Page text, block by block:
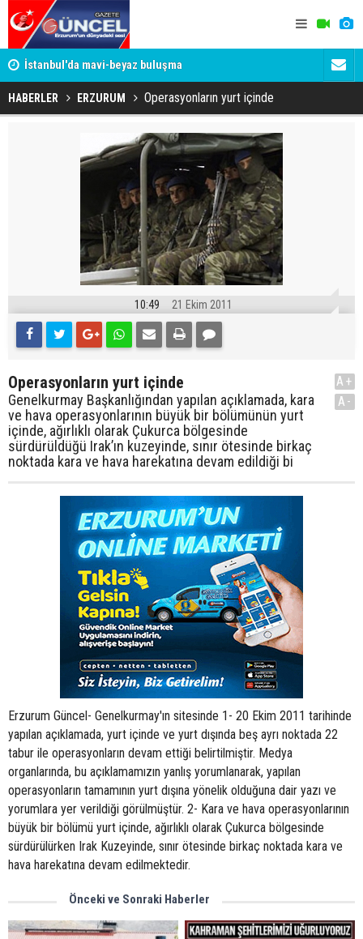
İstanbul'da mavi-beyaz buluşma
HABERLER ERZURUM Operasyonların yurt içinde
10:49 21 Ekim 2011
Operasyonların yurt içinde
Genelkurmay Başkanlığından yapılan açıklamada, kara
ve hava operasyonlarının büyük bir bölümünün yurt
içinde, ağırlıklı olarak Çukurca bölgesinde
sürdürüldüğü Irak’ın kuzeyinde, sınır ötesinde birkaç
noktada kara ve hava harekatına devam edildiği bi
A+
A-
Erzurum Güncel- Genelkurmay'ın sitesinde 1- 20 Ekim 2011 tarihinde
yapılan açıklamada, yurt içinde ve yurt dışında beş ayrı noktada 22
tabur ile operasyonların devam ettiği belirtilmiştir. Medya
organlarında, bu açıklamamızın yanlış yorumlanarak, yapılan
operasyonların tamamının yurt dışına yönelik olduğuna dair yazı ve
yorumlara yer verildiği görülmüştür. 2- Kara ve hava operasyonlarının
büyük bir bölümü yurt içinde, ağırlıklı olarak Çukurca bölgesinde
sürdürülürken Irak Kuzeyinde, sınır ötesinde birkaç noktada kara ve
hava harekatına devam edilmektedir.
Önceki ve Sonraki Haberler